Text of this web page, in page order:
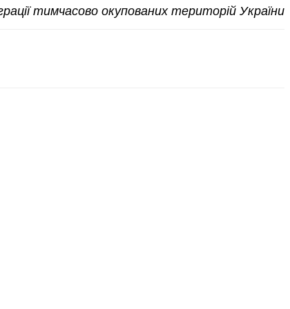
тимчасово окупованих територій України